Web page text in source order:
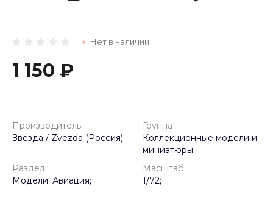
Нет в наличии
1 150 ₽
Производитель
Звезда / Zvezda (Россия);
Группа
Коллекционные модели и
миниатюры;
Раздел
Модели. Авиация;
Масштаб
1/72;